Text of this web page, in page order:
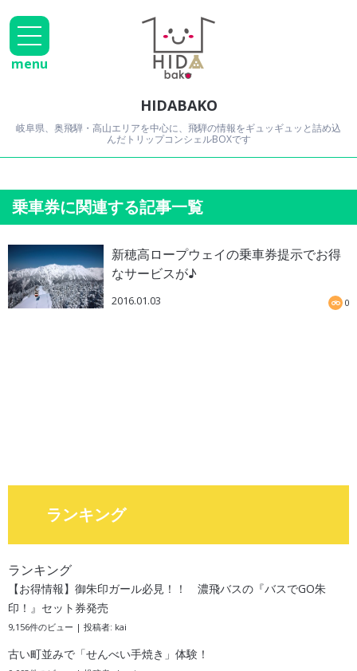
HIDABAKO
岐阜県、奥飛騨・高山エリアを中心に、飛騨の情報をギュッギュッと詰め込
んだトリップコンシェルBOXです
menu
乗車券に関連する記事一覧
新穂高ロープウェイの乗車券提示でお得
なサービスが♪
2016.01.03 0
ランキング
ランキング
【お得情報】御朱印ガール必見！！ 濃飛バスの『バスでGO朱
印！』セット券発売
9,156件のビュー | 投稿者: kai
古い町並みで「せんべい手焼き」体験！